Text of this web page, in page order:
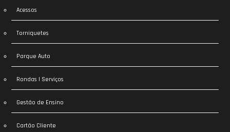
Acessos
Torniquetes
Parque Auto
Rondas | Serviços
Gestão de Ensino
Cartão Cliente